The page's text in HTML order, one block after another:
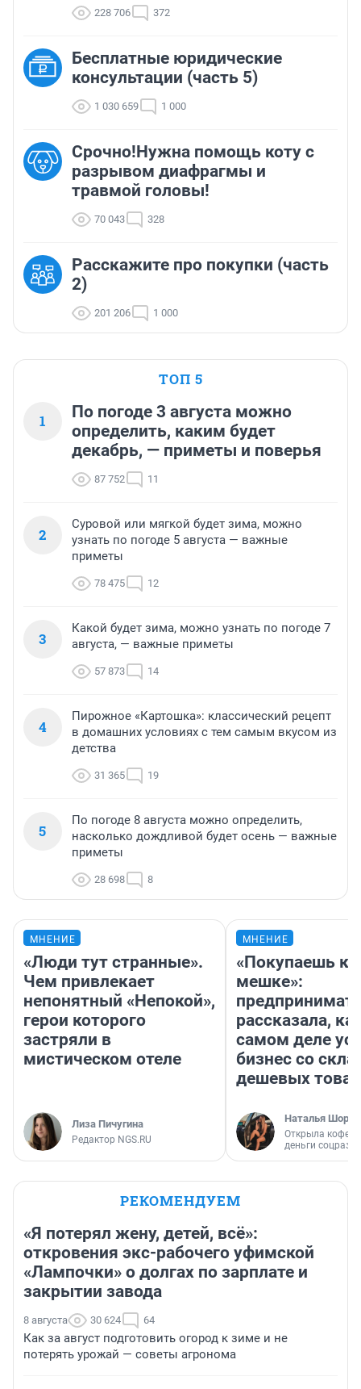
228 706 372
Бесплатные юридические
консультации (часть 5)
1 030 659 1 000
Срочно!Нужна помощь коту с
разрывом диафрагмы и
травмой головы!
70 043 328
Расскажите про покупки (часть
2)
201 206 1 000
ТОП 5
1
По погоде 3 августа можно
определить, каким будет
декабрь, — приметы и поверья
87 752 11
2
Суровой или мягкой будет зима, можно
узнать по погоде 5 августа — важные
приметы
78 475 12
3
Какой будет зима, можно узнать по погоде 7
августа, — важные приметы
57 873 14
4
Пирожное «Картошка»: классический рецепт
в домашних условиях с тем самым вкусом из
детства
31 365 19
5
По погоде 8 августа можно определить,
насколько дождливой будет осень — важные
приметы
28 698 8
МНЕНИЕ
«Люди тут странные».
Чем привлекает
непонятный «Непокой»,
герои которого
застряли в
мистическом отеле
Лиза Пичугина
Редактор NGS.RU
МНЕНИЕ
«Покупаешь
мешке»:
рассказала,
самом деле
бизнес со
дешевых
Наталья
Открыла
деньги
РЕКОМЕНДУЕМ
«Я потерял жену, детей, всё»:
откровения экс-рабочего уфимской
«Лампочки» о долгах по зарплате и
закрытии завода
8 августа 30 624 64
Как за август подготовить огород к зиме и не
потерять урожай — советы агронома